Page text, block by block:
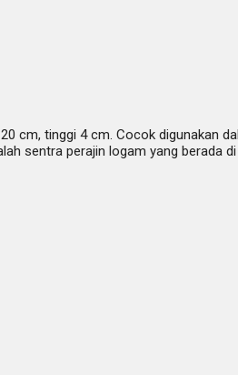
cm, tinggi 4 cm. Cocok digunakan
sentra perajin logam yang berada